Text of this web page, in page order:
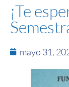
¡Te
mayo 31,